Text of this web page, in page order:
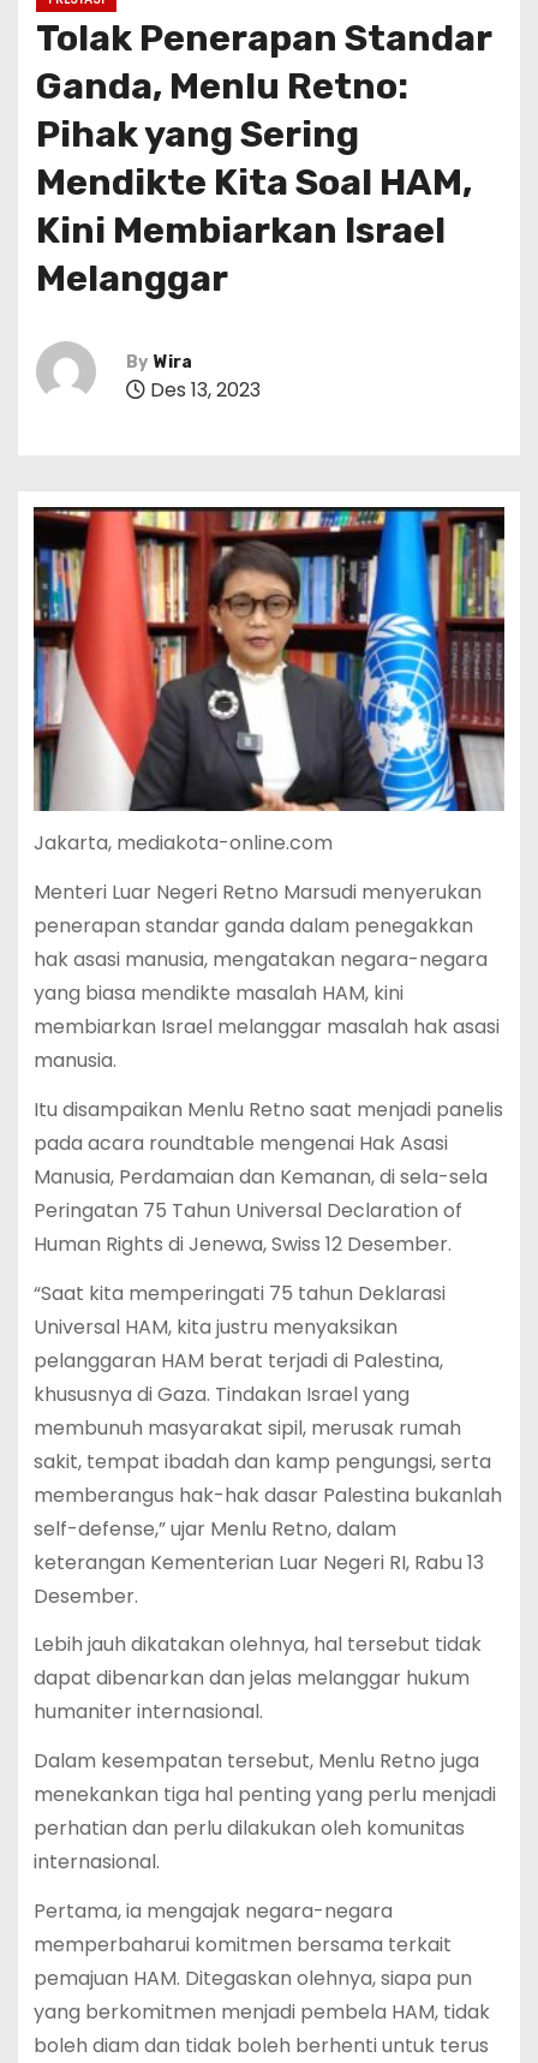
Tolak Penerapan Standar
Ganda, Menlu Retno:
Pihak yang Sering
Mendikte Kita Soal HAM,
Kini Membiarkan Israel
Melanggar
By Wira
Des 13, 2023
Jakarta, mediakota-online.com
Menteri Luar Negeri Retno Marsudi menyerukan
penerapan standar ganda dalam penegakkan
hak asasi manusia, mengatakan negara-negara
yang biasa mendikte masalah HAM, kini
membiarkan Israel melanggar masalah hak asasi
manusia.
Itu disampaikan Menlu Retno saat menjadi panelis
pada acara roundtable mengenai Hak Asasi
Manusia, Perdamaian dan Kemanan, di sela-sela
Peringatan 75 Tahun Universal Declaration of
Human Rights di Jenewa, Swiss 12 Desember.
“Saat kita memperingati 75 tahun Deklarasi
Universal HAM, kita justru menyaksikan
pelanggaran HAM berat terjadi di Palestina,
khususnya di Gaza. Tindakan Israel yang
membunuh masyarakat sipil, merusak rumah
sakit, tempat ibadah dan kamp pengungsi, serta
memberangus hak-hak dasar Palestina bukanlah
self-defense,” ujar Menlu Retno, dalam
keterangan Kementerian Luar Negeri RI, Rabu 13
Desember.
Lebih jauh dikatakan olehnya, hal tersebut tidak
dapat dibenarkan dan jelas melanggar hukum
humaniter internasional.
Dalam kesempatan tersebut, Menlu Retno juga
menekankan tiga hal penting yang perlu menjadi
perhatian dan perlu dilakukan oleh komunitas
internasional.
Pertama, ia mengajak negara-negara
memperbaharui komitmen bersama terkait
pemajuan HAM. Ditegaskan olehnya, siapa pun
yang berkomitmen menjadi pembela HAM, tidak
boleh diam dan tidak boleh berhenti untuk terus